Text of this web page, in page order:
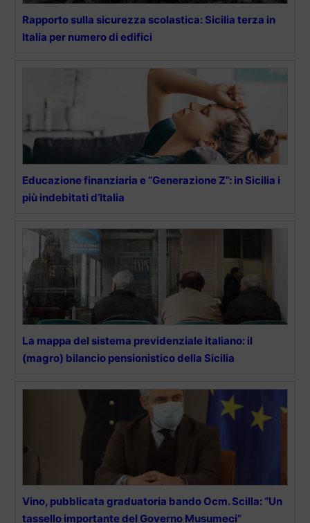
Rapporto sulla sicurezza scolastica: Sicilia terza in
Italia per numero di edifici
Educazione finanziaria e “Generazione Z”: in Sicilia i
più indebitati d’Italia
La mappa del sistema previdenziale italiano: il
(magro) bilancio pensionistico della Sicilia
Vino, pubblicata graduatoria bando Ocm. Scilla: “Un
tassello importante del Governo Musumeci”